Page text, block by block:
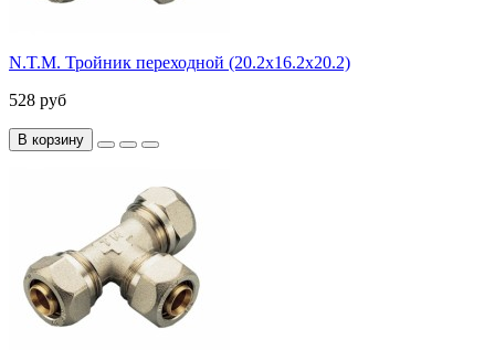
N.T.M. Тройник переходной (20.2х16.2х20.2)
528 руб
В корзину